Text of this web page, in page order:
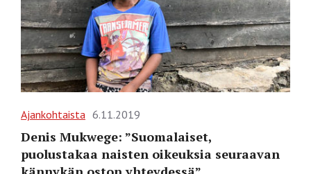
Ajankohtaista 6.11.2019
Denis Mukwege: ”Suomalaiset,
puolustakaa naisten oikeuksia seuraavan